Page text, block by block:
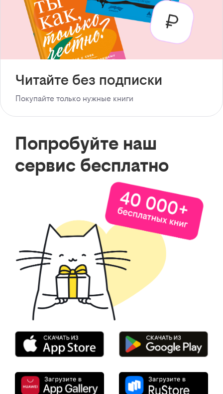
Читайте без подписки
Покупайте только нужные книги
Попробуйте наш
сервис бесплатно